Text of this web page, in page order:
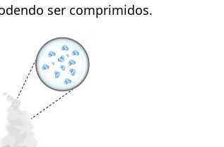
ser comprimidos.